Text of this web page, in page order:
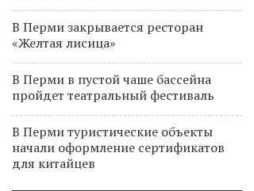
В Перми закрывается ресторан
«Желтая лисица»
В Перми в пустой чаше бассейна
пройдет театральный фестиваль
В Перми туристические объекты
начали оформление сертификатов
для китайцев